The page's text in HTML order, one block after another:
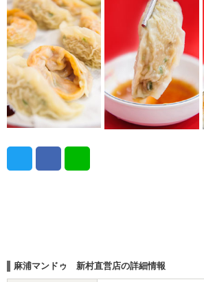
麻浦マンドゥ 新村直営店の詳細情報